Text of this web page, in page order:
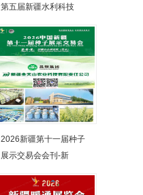
第五届新疆水利科技
2026新疆第十一届种子
展示交易会会刊-新